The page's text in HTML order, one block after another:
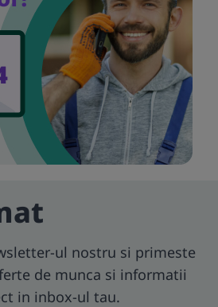
ul nostru si primeste
de munca si informatii
in inbox-ul tau.